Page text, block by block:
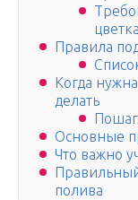
цветка
Правила
Когда
делать
Основные
Что важно
Правильный
полива